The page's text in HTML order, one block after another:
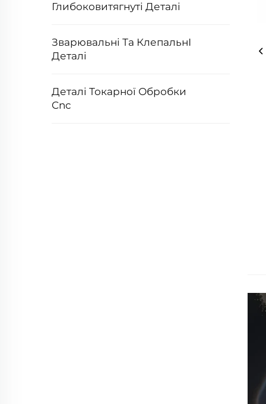
Глибоковитягнуті Деталі
Зварювальні Та КлепальнІ
Деталі
Деталі Токарної Обробки
Cnc